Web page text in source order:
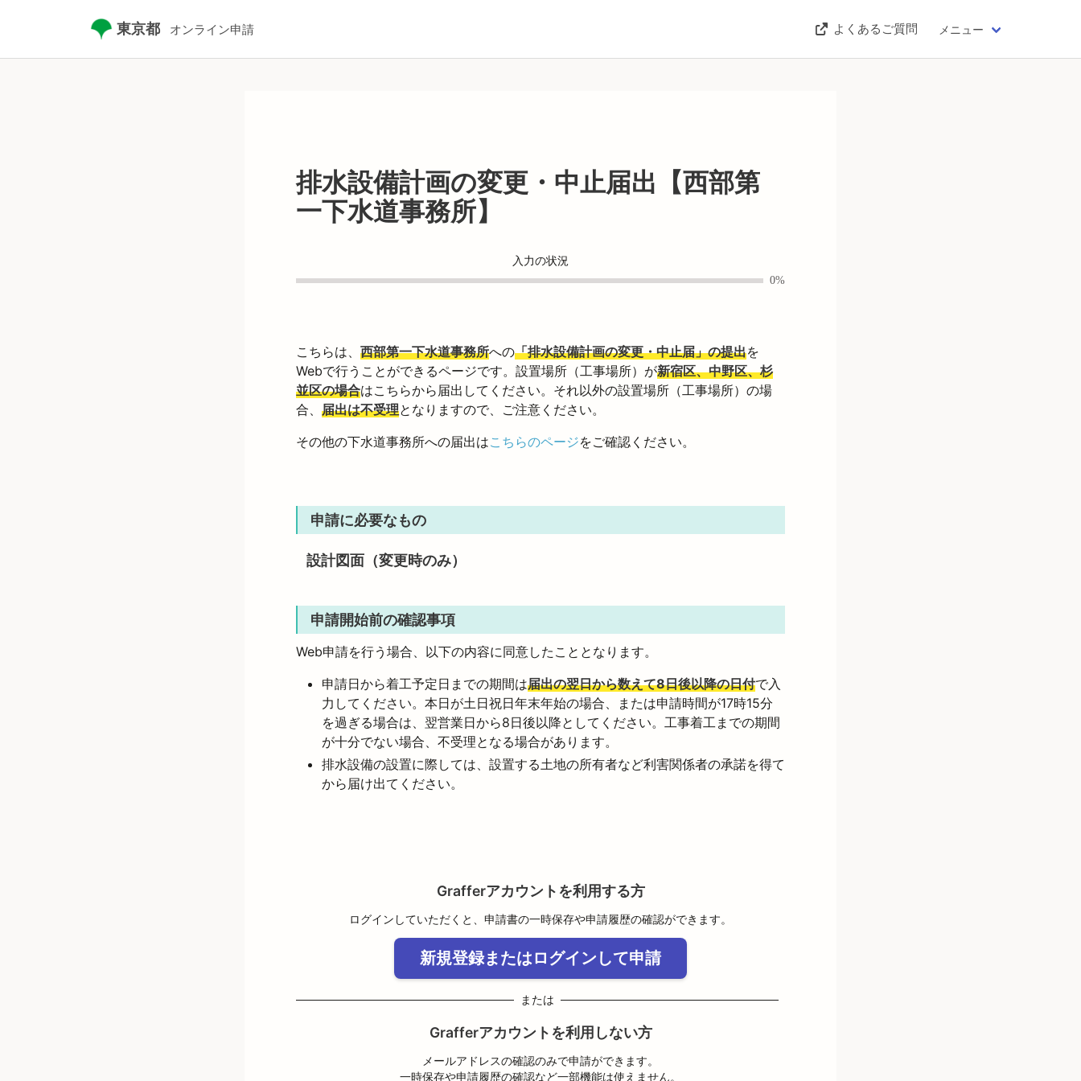
東京都 オンライン申請 よくあるご質問 メニュー
排水設備計画の変更・中止届出【西部第
一下水道事務所】
入力の状況
0%
こちらは、 西部第一下水道事務所への「排水設備計画の変更・中止届」の提出を
Webで行うことができるページです。設置場所（工事場所）が新宿区、中野区、杉
並区の場合はこちらから届出してください。それ以外の設置場所（工事場所）の場
合、 届出は不受理となりますので、ご注意ください。
その他の下水道事務所への届出はこちらのページをご確認ください。
申請に必要なもの
設計図面（変更時のみ）
申請開始前の確認事項
Web申請を行う場合、以下の内容に同意したこととなります。
申請日から着工予定日までの期間は届出の翌日から数えて8日後以降の日付で入
力してください。本日が土日祝日年末年始の場合、または申請時間が17時15分
を過ぎる場合は、翌営業日から8日後以降としてください。工事着工までの期間
が十分でない場合、不受理となる場合があります。
排水設備の設置に際しては、設置する土地の所有者など利害関係者の承諾を得て
から届け出てください。
Grafferアカウントを利用する方
ログインしていただくと、申請書の一時保存や申請履歴の確認ができます。
新規登録またはログインして申請
または
Grafferアカウントを利用しない方
メールアドレスの確認のみで申請ができます。
一時保存や申請履歴の確認など一部機能は使えません。